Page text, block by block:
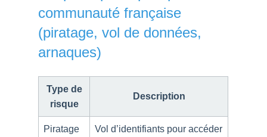
communauté française
(piratage, vol de données,
arnaques)
Type de
risque
Description
Piratage
Vol d’identifiants pour accéder